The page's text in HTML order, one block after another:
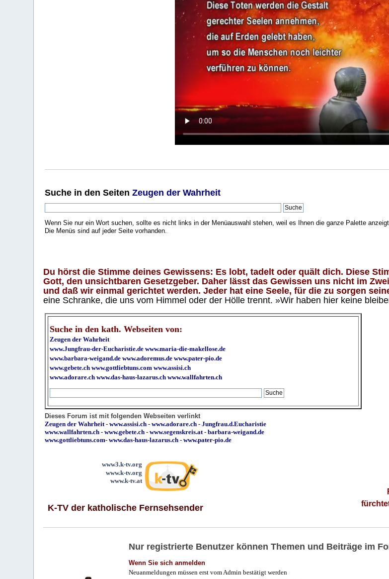
Suche in den SeitenZeugen der Wahrheit
Wenn Sie nur ein Wort suchen, sollte es nicht links in der Menüauswahl stehen, weil es Ihnen die ganze Palette anzeigt.
Die Menüs sind auf jeder Seite vorhanden.
Du hörst die Stimme deines Gewissens: Es lobt, tadelt oder quält dich. Diese
Gott, den unsichtbaren Gesetzgeber. Daher lässt das Gewissen uns nicht im
und daß wir einmal gerichtet werden. Jeder hat eine Seele, für die zu sorgen
eine Schranke, die uns vom Himmel oder der Hölle trennt. »Wir haben hier keine
Suche in den kath. Webseiten von:
Zeugen der Wahrheit
www.Jungfrau-der-Eucharistie.de www.maria-die-makellose.de
www.barbara-weigand.de www.adoremus.de www.pater-pio.de
www.gebete.ch www.gottliebtuns.com www.assisi.ch
www.adorare.ch www.das-haus-lazarus.ch www.wallfahrten.ch
Dieses Forum ist mit folgenden Webseiten verlinkt
Zeugen der Wahrheit -www.assisi.ch -www.adorare.ch -Jungfrau.d.Eucharistie
www.wallfahrten.ch -www.gebete.ch -www.segenskreis.at -barbara-weigand.de
www.gottliebtuns.com-www.das-haus-lazarus.ch - www.pater-pio.de
www3.k-tv.org
www.k-tv.org
www.k-tv.at
K-TV der katholische Fernsehsender
Nur registrierte Benutzer können Themen und Beiträge im
Wenn Sie sich anmelden
Neuanmeldungen müssen erst vom Admin bestätigt werden